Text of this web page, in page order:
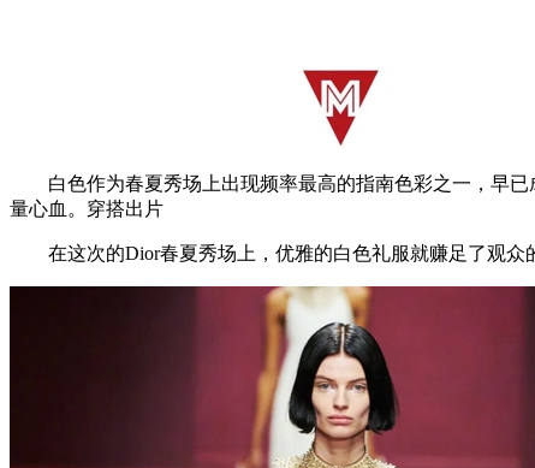
白色作为春夏秀场上出现频率最高的指南色彩之一，早已
量心血。穿搭出片
在这次的Dior春夏秀场上，优雅的白色礼服就赚足了观众